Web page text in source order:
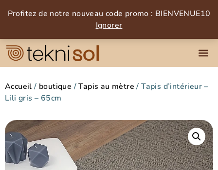
Profitez de notre nouveau code promo : BIENVENUE10
Ignorer
Accueil / boutique /Tapis au mètre / Tapis d’intérieur –
Lili gris – 65cm